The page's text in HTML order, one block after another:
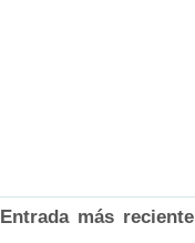
Entrada más reciente